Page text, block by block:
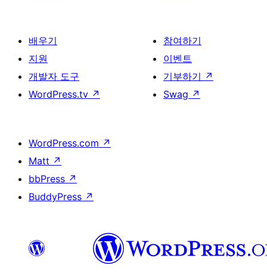
배우기
지원
개발자 도구
WordPress.tv ↗
참여하기
이벤트
기부하기 ↗
Swag ↗
WordPress.com ↗
Matt ↗
bbPress ↗
BuddyPress ↗